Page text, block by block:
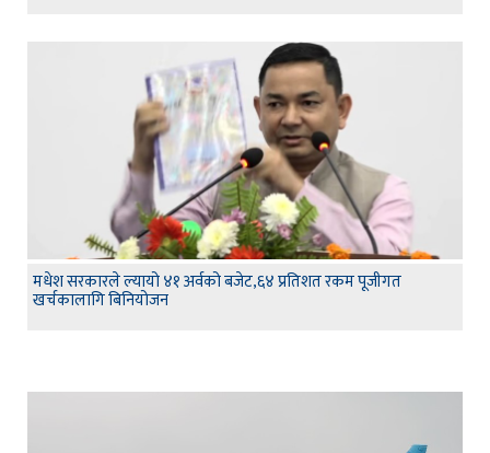
मधेश सरकारले ल्यायो ४१ अर्वको बजेट,६४ प्रतिशत रकम पूजीगत
खर्चकालागि बिनियोजन